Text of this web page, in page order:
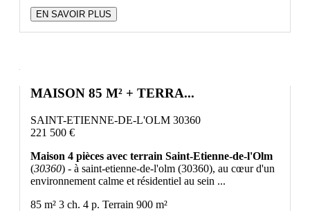
EN SAVOIR PLUS
MAISON 85 M² + TERRA...
SAINT-ETIENNE-DE-L'OLM 30360
221 500 €
Maison 4 pièces avec terrain Saint-Etienne-de-l'Olm
(30360) - à saint-etienne-de-l'olm (30360), au cœur d'un
environnement calme et résidentiel au sein ...
85 m² 3 ch. 4 p. Terrain 900 m²